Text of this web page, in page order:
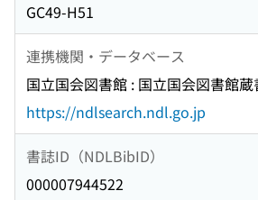
GC49-H51
連携機関・データベース
国立国会図書館 : 国立国会図書館蔵
https://ndlsearch.ndl.go.jp
書誌ID（NDLBibID）
000007944522